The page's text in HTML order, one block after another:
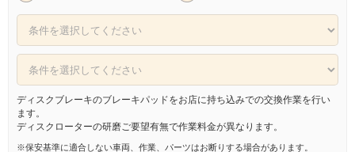
ディスクブレーキのブレーキパッドをお店に持ち込みでの交換作業を行い
ます。
ディスクローターの研磨ご要望有無で作業料金が異なります。
※保安基準に適合しない車両、作業、パーツはお断りする場合があります。